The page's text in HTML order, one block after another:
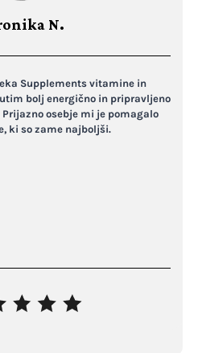
N.
Supplements vitamine in
bolj energično in pripravljeno
osebje mi je pomagalo
ki so zame najboljši.